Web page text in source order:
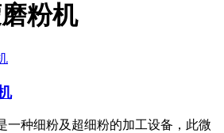
粉机
一种细粉及超细粉的加工设备，此微